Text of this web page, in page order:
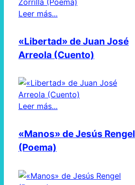
Leer más...
«Libertad» de Juan José
Arreola (Cuento)
Leer más...
«Manos» de Jesús Rengel
(Poema)